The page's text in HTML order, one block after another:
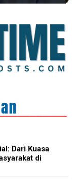
Dari Kuasa
di